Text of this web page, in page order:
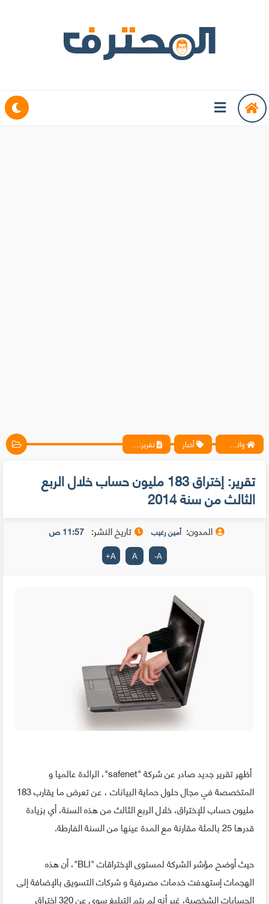
واتس آب ، فيسبوك ، أنترنت ، شروحات تقنية حصرية - المحترف أخبار تقرير: إختراق 183 مليون حساب خلال الربع الثالث من سنة 2014
تقرير: إختراق 183 مليون حساب خلال الربع
الثالث من سنة 2014
المدون: أمين رغيب تاريخ النشر: 11:57 ص
A
-
A
A
+
أظهر تقرير جديد صادر عن شركة "safenet"، الرائدة عالميا و
المتخصصة في مجال حلول حماية البيانات ، عن تعرض ما يقارب 183
مليون حساب للإختراق، خلال الربع الثالث من هذه السنة، أي بزيادة
قدرها 25 بالمئة مقارنة مع المدة عينها من السنة الفارطة.
حيث أوضح مؤشر الشركة لمستوى الإختراقات "BLI"، أن هذه
الهجمات إستهدفت خدمات مصرفية و شركات التسويق بالإضافة إلى
الحسابات الشخصية، غير أنه لم يتم التبليغ سوى عن 320 إختراق